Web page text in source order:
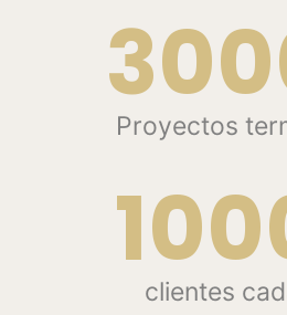
Proyectos
clientes